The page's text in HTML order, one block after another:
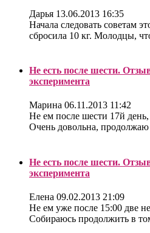
Дарья 13.06.2013 16:35
Начала следовать советам
сбросила 10 кг. Молодцы,
Не есть после шести.
эксперимента
Марина 06.11.2013 11:42
Не ем после шести 17й день,
Очень довольна,
Не есть после шести.
эксперимента
Елена 09.02.2013 21:09
Не ем уже после 15:00 две
Собираюсь продолжить в